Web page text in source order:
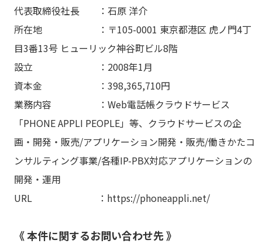
代表取締役社長 ：石原 洋介
所在地 ：〒105-0001 東京都港区 虎ノ門4丁
目3番13号 ヒューリック神谷町ビル8階
設立 ：2008年1月
資本金 ：398,365,710円
業務内容 ：Web電話帳クラウドサービス
「PHONE APPLI PEOPLE」等、クラウドサービスの企
画・開発・販売/アプリケーション開発・販売/働きかたコ
ンサルティング事業/各種IP-PBX対応アプリケーションの
開発・運用
URL ：https://phoneappli.net/
《 本件に関するお問い合わせ先 》